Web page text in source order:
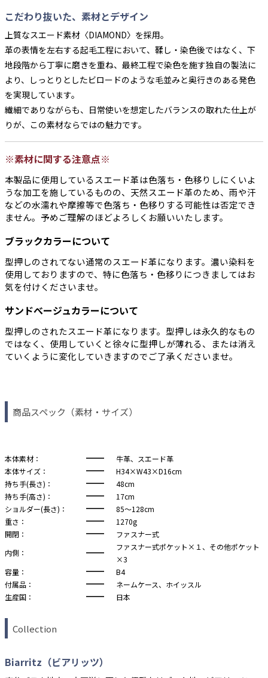
こだわり抜いた、素材とデザイン
上質なスエード素材〈DIAMOND〉を採用。
革の表情を左右する起毛工程において、鞣し・染色後ではなく、下
地段階から丁寧に磨きを重ね、最終工程で染色を施す独自の製法に
より、しっとりとしたビロードのような毛並みと奥行きのある発色
を実現しています。
繊細でありながらも、日常使いを想定したバランスの取れた仕上が
りが、この素材ならではの魅力です。
※素材に関する注意点※
本製品に使用しているスエード革は色落ち・色移りしにくいよ
うな加工を施しているものの、天然スエード革のため、雨や汗
などの水濡れや摩擦等で色落ち・色移りする可能性は否定でき
ません。予めご理解のほどよろしくお願いいたします。
ブラックカラーについて
型押しのされてない通常のスエード革になります。濃い染料を
使用しておりますので、特に色落ち・色移りにつきましてはお
気を付けくださいませ。
サンドべージュカラーについて
型押しのされたスエード革になります。型押しは永久的なもの
ではなく、使用していくと徐々に型押しが薄れる、または消え
ていくように変化していきますのでご了承くださいませ。
商品スペック（素材・サイズ）
本体素材：
牛革、スエード革
本体サイズ：
H34×W43×D16cm
持ち手(長さ)：
48cm
持ち手(高さ)：
17cm
ショルダー(長さ)：
85～128cm
重さ：
1270g
開閉：
ファスナー式
内側：
ファスナー式ポケット×１、その他ポケット
×3
容量：
B4
付属品：
ネームケース、ホイッスル
生産国：
日本
Collection
Biarritz（ビアリッツ）